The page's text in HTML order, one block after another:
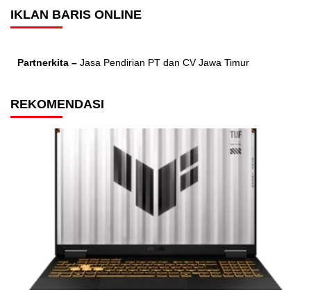
IKLAN BARIS ONLINE
Partnerkita – Jasa Pendirian PT dan CV Jawa Timur
REKOMENDASI